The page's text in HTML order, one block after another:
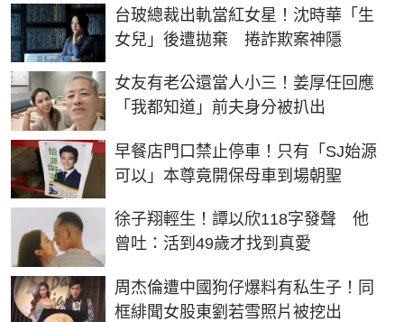
台玻總裁出軌當紅女星！沈時華「生
女兒」後遭拋棄 捲詐欺案神隱
女友有老公還當人小三！姜厚任回應
「我都知道」前夫身分被扒出
早餐店門口禁止停車！只有「SJ始源
可以」本尊竟開保母車到場朝聖
徐子翔輕生！譚以欣118字發聲 他
曾吐：活到49歲才找到真愛
周杰倫遭中國狗仔爆料有私生子！同
框緋聞女股東劉若雪照片被挖出